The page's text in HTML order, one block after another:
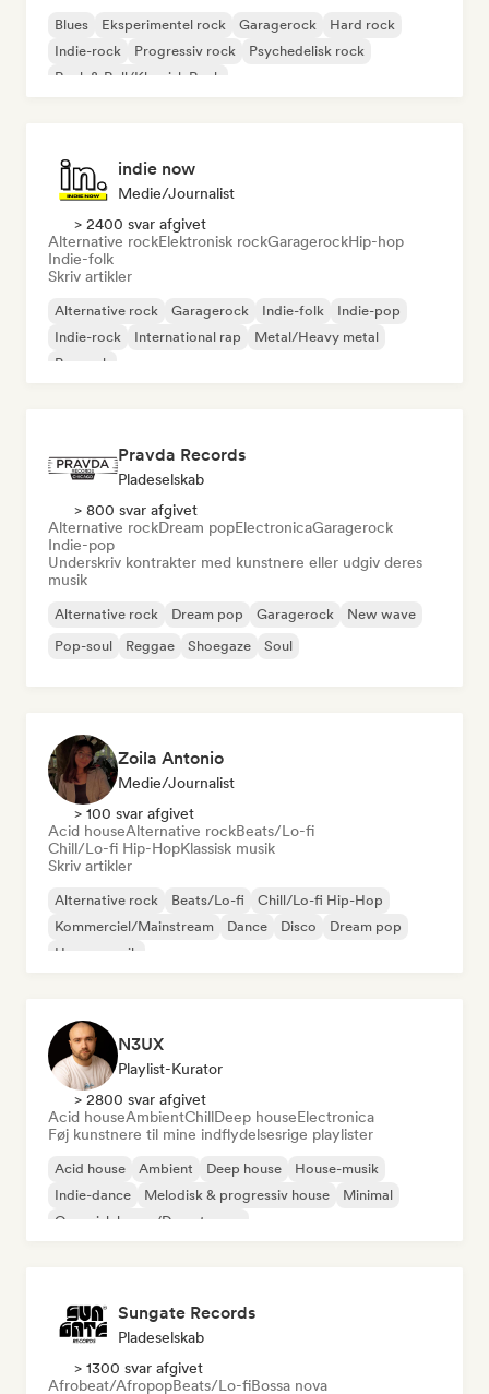
Blues Eksperimentel rock Garagerock
Hard rock
Indie-rock
Progressiv rock
Psychedelisk rock
Rock & Roll/Klassisk Rock
indie now
Medie/journalist
> 2400 svar afgivet
Alternative rockElektronisk rockGaragerockHip-hop
Indie-folk
Skriv artikler
Alternative rock Garagerock Indie-folk
Indie-pop
Indie-rock
International rap
Metal/Heavy metal
Poprock
Pravda Records
Pladeselskab
> 800 svar afgivet
Alternative rockDream popElectronicaGaragerock
Indie-pop
Underskriv kontrakter med kunstnere eller udgiv deres
musik
Alternative rock Dream pop Garagerock
New wave
Pop-soul
Reggae Shoegaze Soul
Zoila Antonio
Medie/journalist
> 100 svar afgivet
Acid houseAlternative rockBeats/Lo-fi
Chill/Lo-fi Hip-HopKlassisk musik
Skriv artikler
Alternative rock Beats/Lo-fi
Chill/Lo-fi Hip-Hop
Kommerciel/Mainstream
Dance Disco
Dream pop
House-musik
N3UX
Playlist-Kurator
> 2800 svar afgivet
Acid houseAmbientChillDeep houseElectronica
Føj kunstnere til mine indflydelsesrige playlister
Acid house Ambient Deep house
House-musik
Indie-dance
Melodisk & progressiv house
Minimal
Organisk house/Downtempo
Sungate Records
Pladeselskab
> 1300 svar afgivet
Afrobeat/AfropopBeats/Lo-fiBossa nova